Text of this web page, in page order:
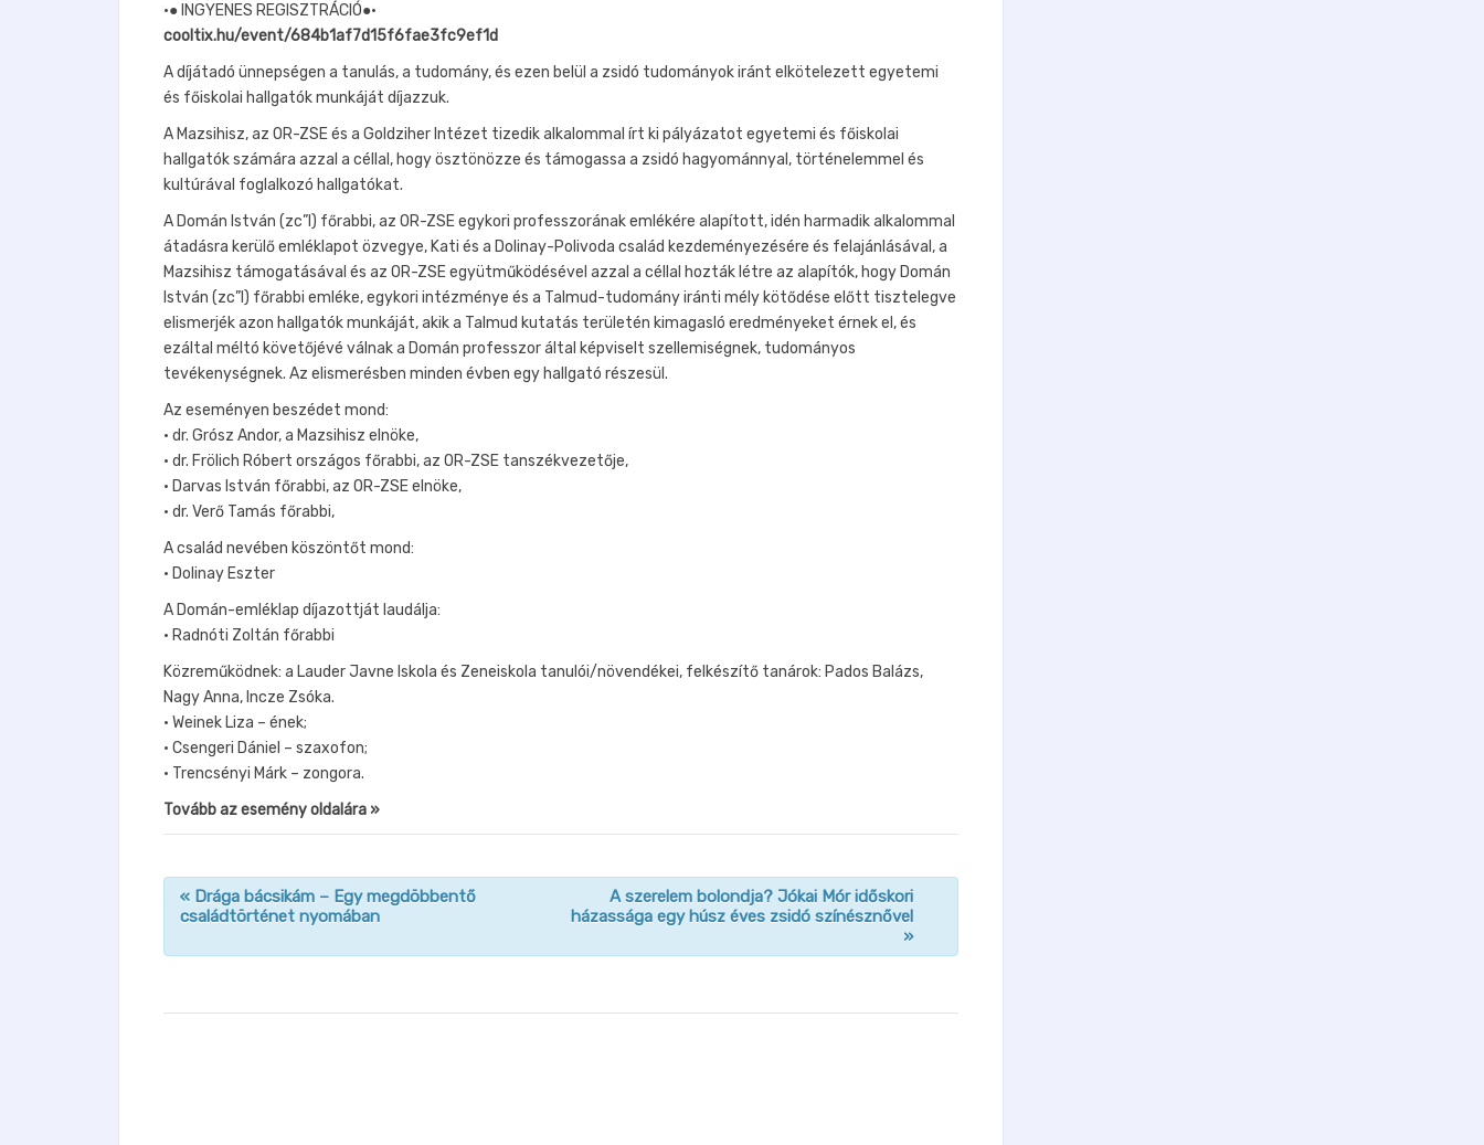
•● INGYENES REGISZTRÁCIÓ●•
cooltix.hu/event/684b1af7d15f6fae3fc9ef1d
A díjátadó ünnepségen a tanulás, a tudomány, és ezen belül a zsidó tudományok iránt elkötelezett egyetemi
és főiskolai hallgatók munkáját díjazzuk.
A Mazsihisz, az OR-ZSE és a Goldziher Intézet tizedik alkalommal írt ki pályázatot egyetemi és főiskolai
hallgatók számára azzal a céllal, hogy ösztönözze és támogassa a zsidó hagyománnyal, történelemmel és
kultúrával foglalkozó hallgatókat.
A Domán István (zc”l) főrabbi, az OR-ZSE egykori professzorának emlékére alapított, idén harmadik alkalommal
átadásra kerülő emléklapot özvegye, Kati és a Dolinay-Polivoda család kezdeményezésére és felajánlásával, a
Mazsihisz támogatásával és az OR-ZSE együtműködésével azzal a céllal hozták létre az alapítók, hogy Domán
István (zc”l) főrabbi emléke, egykori intézménye és a Talmud-tudomány iránti mély kötődése előtt tisztelegve
elismerjék azon hallgatók munkáját, akik a Talmud kutatás területén kimagasló eredményeket érnek el, és
ezáltal méltó követőjévé válnak a Domán professzor által képviselt szellemiségnek, tudományos
tevékenységnek. Az elismerésben minden évben egy hallgató részesül.
Az eseményen beszédet mond:
• dr. Grósz Andor, a Mazsihisz elnöke,
• dr. Frölich Róbert országos főrabbi, az OR-ZSE tanszékvezetője,
• Darvas István főrabbi, az OR-ZSE elnöke,
• dr. Verő Tamás főrabbi,
A család nevében köszöntőt mond:
• Dolinay Eszter
A Domán-emléklap díjazottját laudálja:
• Radnóti Zoltán főrabbi
Közreműködnek: a Lauder Javne Iskola és Zeneiskola tanulói/növendékei, felkészítő tanárok: Pados Balázs,
Nagy Anna, Incze Zsóka.
• Weinek Liza – ének;
• Csengeri Dániel – szaxofon;
• Trencsényi Márk – zongora.
Tovább az esemény oldalára »
a
i
« Drága bácsikám – Egy megdöbbentő
családtörténet nyomában
A szerelem bolondja? Jókai Mór időskori
házassága egy húsz éves zsidó színésznővel
»